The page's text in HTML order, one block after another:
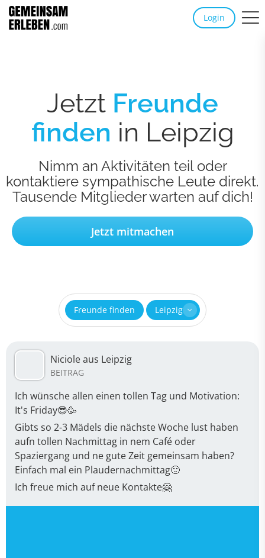
Login
Jetzt Freunde
finden in Leipzig
Nimm an Aktivitäten teil oder
kontaktiere sympathische Leute direkt.
Tausende Mitglieder warten auf dich!
Jetzt mitmachen
Freunde finden Leipzig